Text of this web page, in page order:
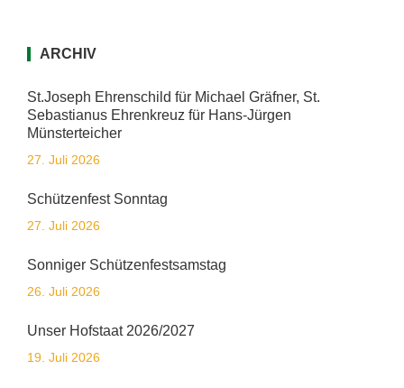
ARCHIV
St.Joseph Ehrenschild für Michael Gräfner, St.
Sebastianus Ehrenkreuz für Hans-Jürgen
Münsterteicher
27. Juli 2026
Schützenfest Sonntag
27. Juli 2026
Sonniger Schützenfestsamstag
26. Juli 2026
Unser Hofstaat 2026/2027
19. Juli 2026